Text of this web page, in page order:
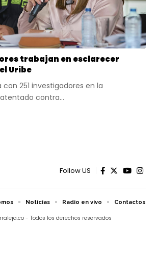
trabajan en esclarecer
Uribe
con 251 investigadores en la
contra…
Follow US
- Todos los derechos reservados
Noticias Radio en vivo Contactos